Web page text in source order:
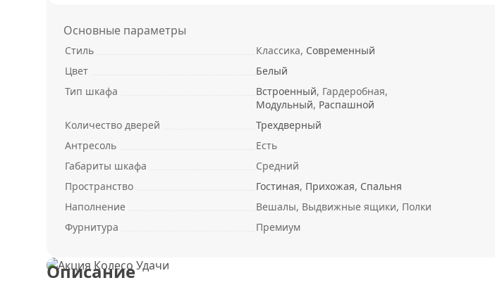
Основные параметры
Стиль Классика, Современный
Цвет
Белый
Тип шкафа
Встроенный, Гардеробная,
Модульный, Распашной
Количество дверей
Трехдверный
Антресоль
Есть
Габариты шкафа
Средний
Пространство
Гостиная, Прихожая, Спальня
Наполнение
Вешалы, Выдвижные ящики, Полки
Фурнитура
Премиум
Описание